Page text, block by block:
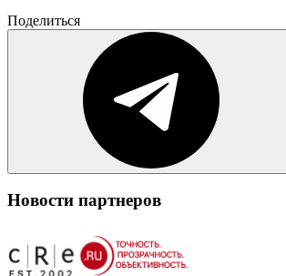
Поделиться
Новости партнеров